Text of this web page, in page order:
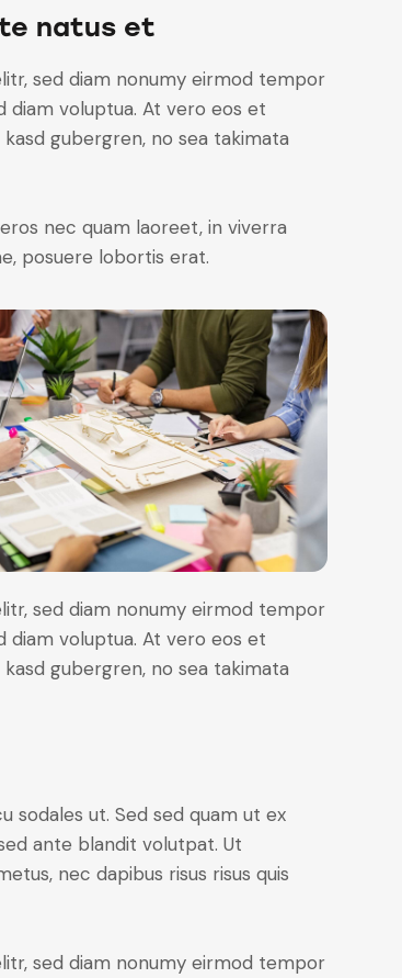
natus et
sed diam nonumy eirmod tempor
diam voluptua. At vero eos et
gubergren, no sea takimata
nec quam laoreet, in viverra
posuere lobortis erat.
sed diam nonumy eirmod tempor
diam voluptua. At vero eos et
gubergren, no sea takimata
sodales ut. Sed sed quam ut ex
ante blandit volutpat. Ut
nec dapibus risus risus quis
sed diam nonumy eirmod tempor